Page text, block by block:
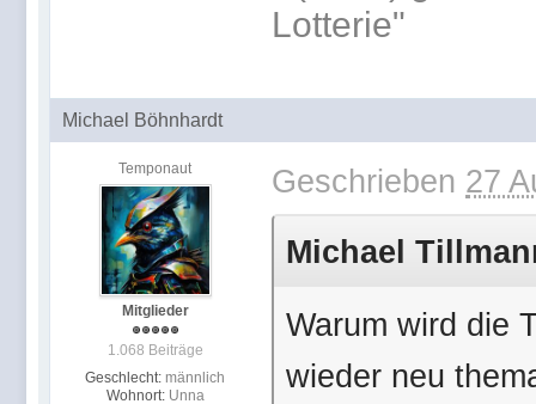
Lotterie"
Michael Böhnhardt
Temponaut
Mitglieder
1.068 Beiträge
Geschlecht: männlich
Wohnort: Unna
Geschrieben 27
Michael
Warum wird die
wieder neu